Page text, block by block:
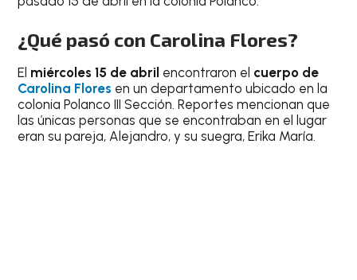
¿Qué pasó con Carolina Flores?
El miércoles 15 de abril encontraron el cuerpo de
Carolina Flores en un departamento ubicado en la
colonia Polanco III Sección. Reportes mencionan que
las únicas personas que se encontraban en el lugar
eran su pareja, Alejandro, y su suegra, Erika María.